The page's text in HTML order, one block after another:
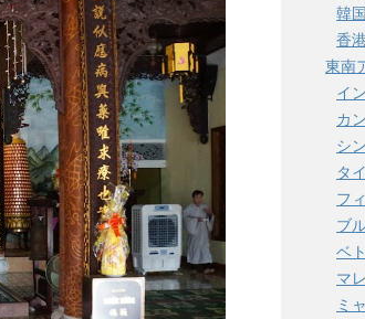
韓国
香
東南
イ
カ
シ
タイ
フ
ブ
ベ
マ
ミ